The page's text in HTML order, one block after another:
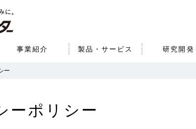
ー
ーポリシー
基本情報
役員一覧
ネ
医療事業
事業紹介 製品・サービス
研究開発体制
研究開発
環境
社会
財務データ